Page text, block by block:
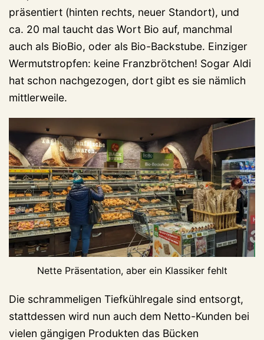
präsentiert (hinten rechts, neuer Standort), und
ca. 20 mal taucht das Wort Bio auf, manchmal
auch als BioBio, oder als Bio-Backstube. Einziger
Wermutstropfen: keine Franzbrötchen! Sogar Aldi
hat schon nachgezogen, dort gibt es sie nämlich
mittlerweile.
Nette Präsentation, aber ein Klassiker fehlt
Die schrammeligen Tiefkühlregale sind entsorgt,
stattdessen wird nun auch dem Netto-Kunden bei
vielen gängigen Produkten das Bücken